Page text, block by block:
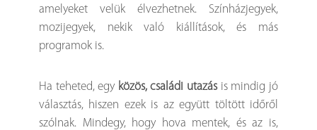
amelyeket velük élvezhetnek. Színházjegyek,
mozijegyek, nekik való kiállítások, és más
programok is.
Ha teheted, egy közös, családi utazásis mindig jó
választás, hiszen ezek is az együtt töltött időről
szólnak. Mindegy, hogy hova mentek, és az is,